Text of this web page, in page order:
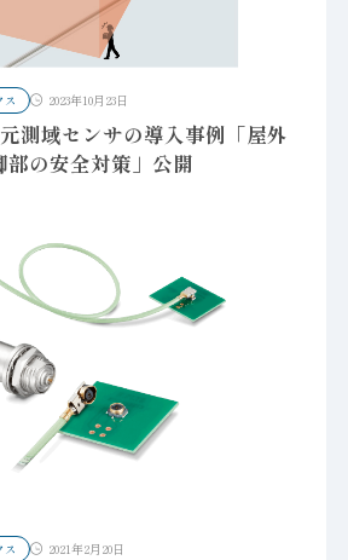
2023年10月23日
測域センサの導入事例「屋外
部の安全対策」公開
2021年2月20日